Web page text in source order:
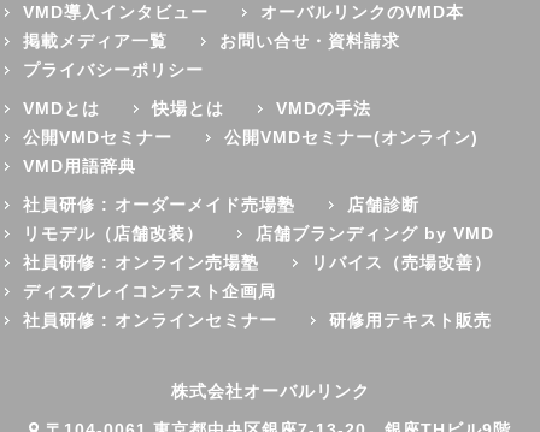
VMD導入インタビュー
オーバルリンクのVMD本
掲載メディア一覧
お問い合せ・資料請求
プライバシーポリシー
VMDとは
快場とは
VMDの手法
公開VMDセミナー
公開VMDセミナー(オンライン)
VMD用語辞典
社員研修 : オーダーメイド売場塾
店舗診断
リモデル（店舗改装）
店舗ブランディング by VMD
社員研修 : オンライン売場塾
リバイス（売場改善）
ディスプレイコンテスト企画局
社員研修 : オンラインセミナー
研修用テキスト販売
株式会社オーバルリンク